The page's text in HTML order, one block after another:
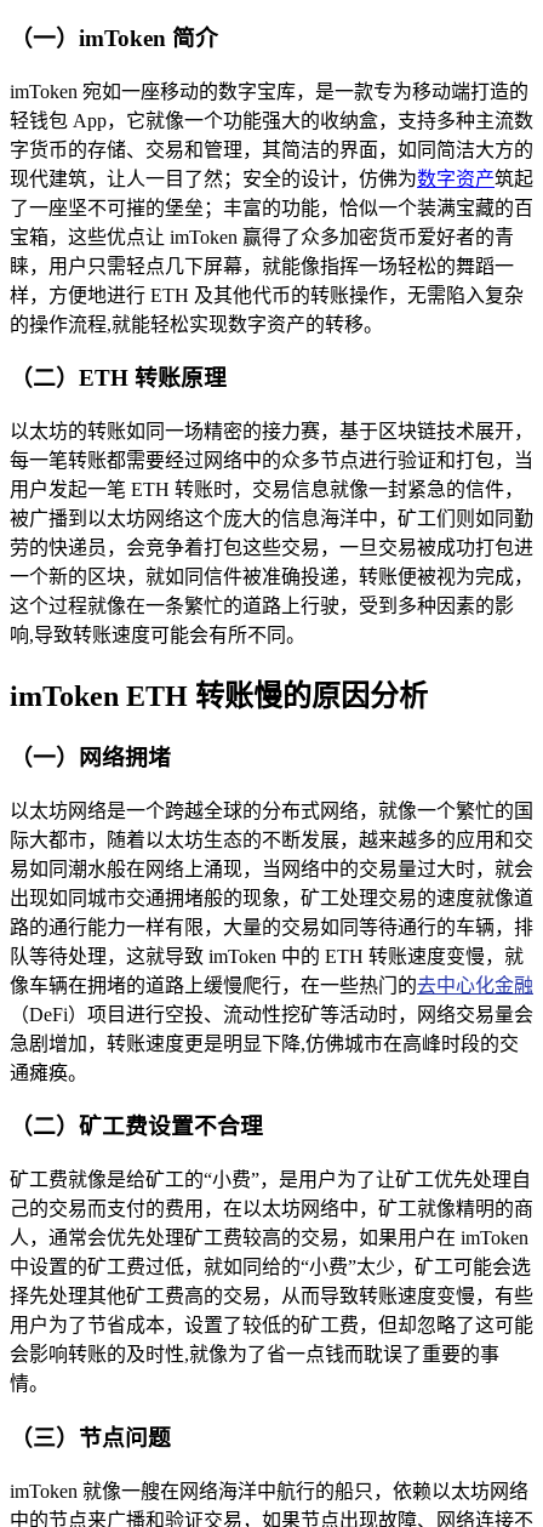
（一）imToken 简介
imToken 宛如一座移动的数字宝库，是一款专为移动端打造的
轻钱包 App，它就像一个功能强大的收纳盒，支持多种主流数
字货币的存储、交易和管理，其简洁的界面，如同简洁大方的
现代建筑，让人一目了然；安全的设计，仿佛为数字资产筑起
了一座坚不可摧的堡垒；丰富的功能，恰似一个装满宝藏的百
宝箱，这些优点让 imToken 赢得了众多加密货币爱好者的青
睐，用户只需轻点几下屏幕，就能像指挥一场轻松的舞蹈一
样，方便地进行 ETH 及其他代币的转账操作，无需陷入复杂
的操作流程,就能轻松实现数字资产的转移。
（二）ETH 转账原理
以太坊的转账如同一场精密的接力赛，基于区块链技术展开，
每一笔转账都需要经过网络中的众多节点进行验证和打包，当
用户发起一笔 ETH 转账时，交易信息就像一封紧急的信件，
被广播到以太坊网络这个庞大的信息海洋中，矿工们则如同勤
劳的快递员，会竞争着打包这些交易，一旦交易被成功打包进
一个新的区块，就如同信件被准确投递，转账便被视为完成，
这个过程就像在一条繁忙的道路上行驶，受到多种因素的影
响,导致转账速度可能会有所不同。
imToken ETH 转账慢的原因分析
（一）网络拥堵
以太坊网络是一个跨越全球的分布式网络，就像一个繁忙的国
际大都市，随着以太坊生态的不断发展，越来越多的应用和交
易如同潮水般在网络上涌现，当网络中的交易量过大时，就会
出现如同城市交通拥堵般的现象，矿工处理交易的速度就像道
路的通行能力一样有限，大量的交易如同等待通行的车辆，排
队等待处理，这就导致 imToken 中的 ETH 转账速度变慢，就
像车辆在拥堵的道路上缓慢爬行，在一些热门的去中心化金融
（DeFi）项目进行空投、流动性挖矿等活动时，网络交易量会
急剧增加，转账速度更是明显下降,仿佛城市在高峰时段的交
通瘫痪。
（二）矿工费设置不合理
矿工费就像是给矿工的“小费”，是用户为了让矿工优先处理自
己的交易而支付的费用，在以太坊网络中，矿工就像精明的商
人，通常会优先处理矿工费较高的交易，如果用户在 imToken
中设置的矿工费过低，就如同给的“小费”太少，矿工可能会选
择先处理其他矿工费高的交易，从而导致转账速度变慢，有些
用户为了节省成本，设置了较低的矿工费，但却忽略了这可能
会影响转账的及时性,就像为了省一点钱而耽误了重要的事
情。
（三）节点问题
imToken 就像一艘在网络海洋中航行的船只，依赖以太坊网络
中的节点来广播和验证交易，如果节点出现故障、网络连接不